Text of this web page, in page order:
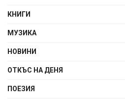
КНИГИ
МУЗИКА
НОВИНИ
ОТКЪС НА ДЕНЯ
ПОЕЗИЯ